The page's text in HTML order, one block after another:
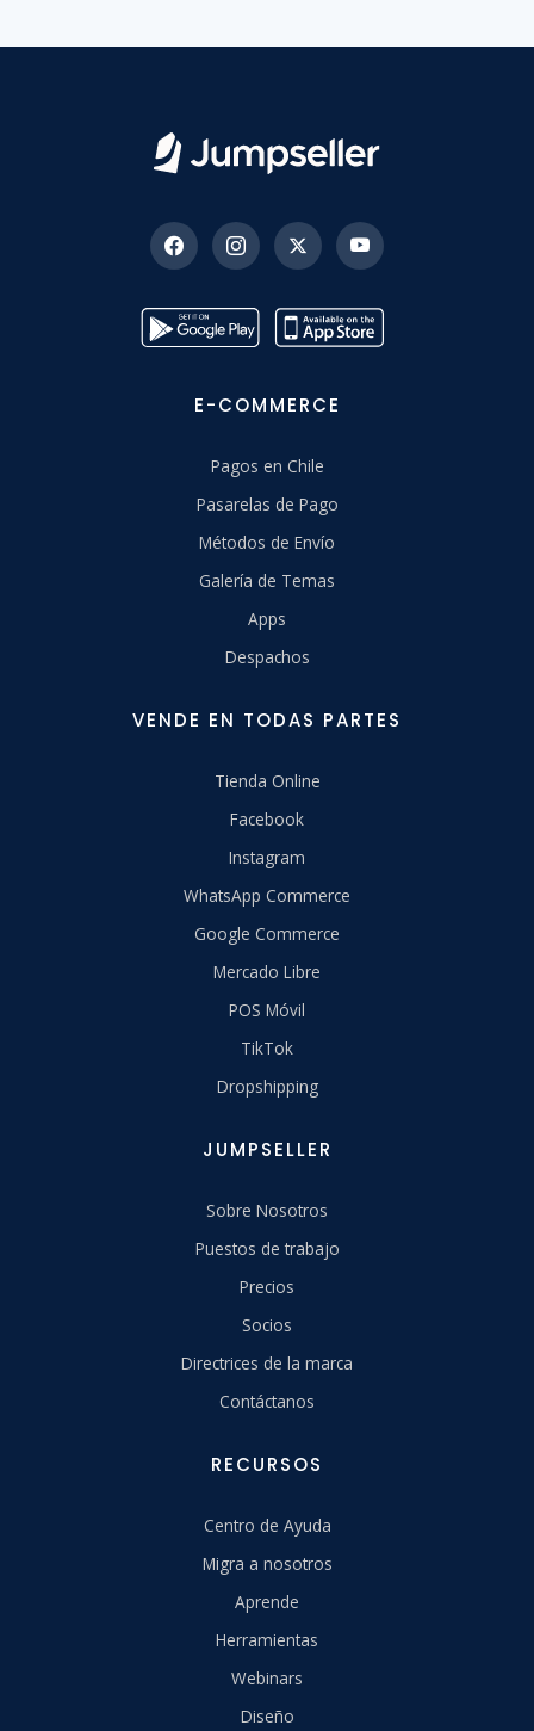
E-COMMERCE
Pagos en Chile
Pasarelas de Pago
Métodos de Envío
Galería de Temas
Apps
Despachos
VENDE EN TODAS PARTES
Tienda Online
Facebook
Instagram
WhatsApp Commerce
Google Commerce
Mercado Libre
POS Móvil
TikTok
Dropshipping
JUMPSELLER
Sobre Nosotros
Puestos de trabajo
Precios
Socios
Directrices de la marca
Contáctanos
RECURSOS
Centro de Ayuda
Migra a nosotros
Aprende
Herramientas
Webinars
Diseño